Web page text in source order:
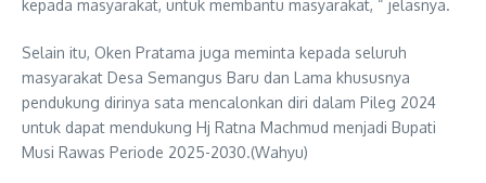
kepada masyarakat, untuk membantu masyarakat, “ jelasnya.
Selain itu, Oken Pratama juga meminta kepada seluruh
masyarakat Desa Semangus Baru dan Lama khususnya
pendukung dirinya sata mencalonkan diri dalam Pileg 2024
untuk dapat mendukung Hj Ratna Machmud menjadi Bupati
Musi Rawas Periode 2025-2030.(Wahyu)